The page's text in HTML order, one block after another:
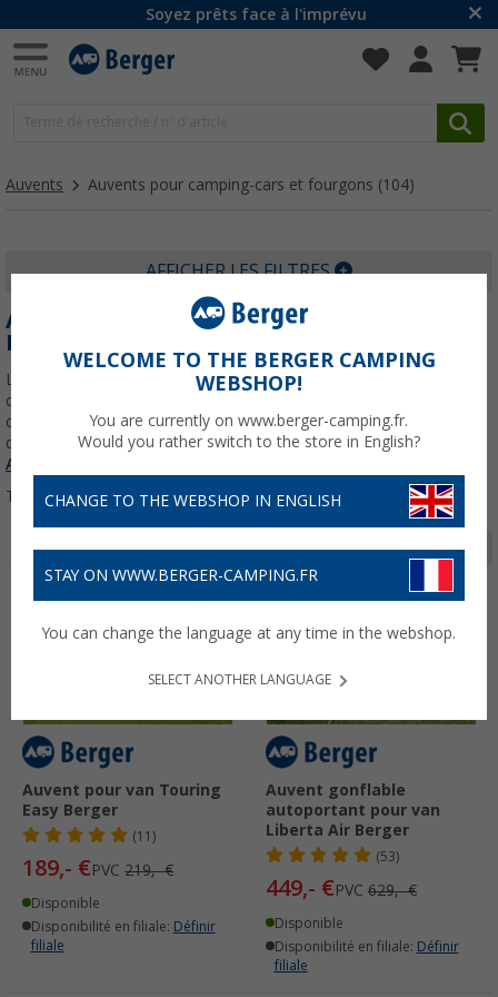
Soyez prêts face à l'imprévu
Auvents Auvents pour camping-cars et fourgons (104)
AFFICHER LES FILTRES
AUVENT FOURGON : ÉLARGISSEZ VOTRE
ESPACE EN PLEIN AIR
L'auvent est ce qui transforme un fourgon aménagé de 6 mètres
carrés en un vrai lieu de vie. Une chambre, un séjour, un porche
couvert : selon le format, l'auvent doubles ou triple la surface utile
du van et vous permet de rester dehors àEn savoir plus sur
Auvents pour camping-cars et fourgons
Trier par :
Page 1 de 4
Auvent pour van Touring
Easy Berger
(11)
189,- €PVC 219,- €
Disponible
Disponibilité en filiale: Définir
filiale
Auvent gonflable
autoportant pour van
Liberta Air Berger
(53)
449,- €PVC 629,- €
Disponible
Disponibilité en filiale: Définir
filiale
WELCOME TO THE BERGER CAMPING
WEBSHOP!
You are currently on www.berger-camping.fr.
Would you rather switch to the store in English?
CHANGE TO THE WEBSHOP IN ENGLISH
STAY ON WWW.BERGER-CAMPING.FR
You can change the language at any time in the webshop.
SELECT ANOTHER LANGUAGE